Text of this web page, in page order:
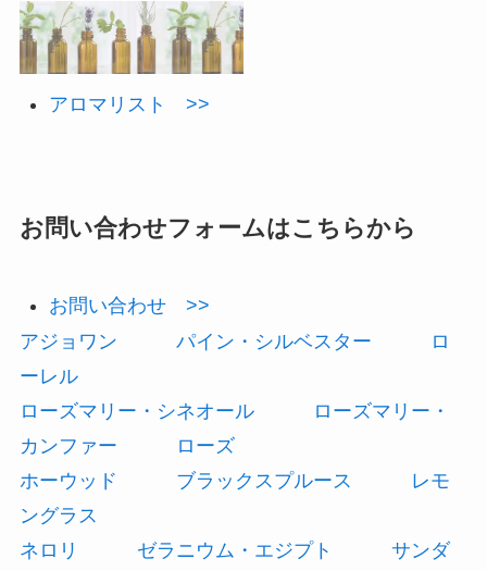
アロマリスト >>
お問い合わせフォームはこちらから
お問い合わせ >>
アジョワン
パイン・シルベスター
ロ
ーレル
ローズマリー・シネオール
ローズマリー・
カンファー
ローズ
ホーウッド
ブラックスプルース
レモ
ングラス
ネロリ
ゼラニウム・エジプト
サンダ